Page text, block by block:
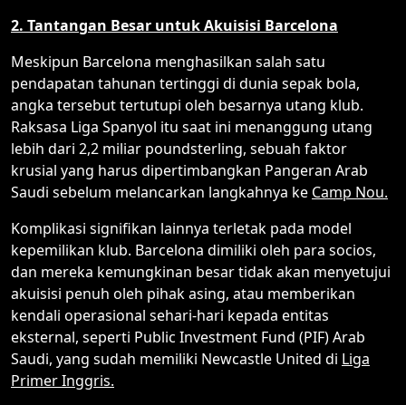
2. Tantangan Besar untuk Akuisisi Barcelona
Meskipun Barcelona menghasilkan salah satu
pendapatan tahunan tertinggi di dunia sepak bola,
angka tersebut tertutupi oleh besarnya utang klub.
Raksasa Liga Spanyol itu saat ini menanggung utang
lebih dari 2,2 miliar poundsterling, sebuah faktor
krusial yang harus dipertimbangkan Pangeran Arab
Saudi sebelum melancarkan langkahnya ke Camp Nou.
Komplikasi signifikan lainnya terletak pada model
kepemilikan klub. Barcelona dimiliki oleh para socios,
dan mereka kemungkinan besar tidak akan menyetujui
akuisisi penuh oleh pihak asing, atau memberikan
kendali operasional sehari-hari kepada entitas
eksternal, seperti Public Investment Fund (PIF) Arab
Saudi, yang sudah memiliki Newcastle United di Liga
Primer Inggris.